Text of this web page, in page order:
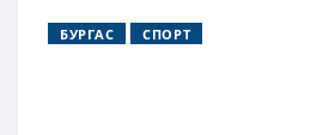
БУРГАС СПОРТ